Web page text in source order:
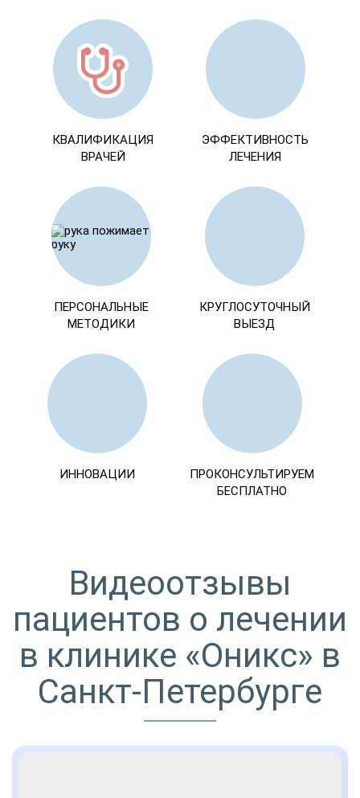
КВАЛИФИКАЦИЯ
ВРАЧЕЙ
ЭФФЕКТИВНОСТЬ
ЛЕЧЕНИЯ
ПЕРСОНАЛЬНЫЕ
МЕТОДИКИ
КРУГЛОСУТОЧНЫЙ
ВЫЕЗД
ИННОВАЦИИ
ПРОКОНСУЛЬТИРУЕМ
БЕСПЛАТНО
Видеоотзывы
пациентов о лечении
в клинике «Оникс» в
Санкт-Петербурге